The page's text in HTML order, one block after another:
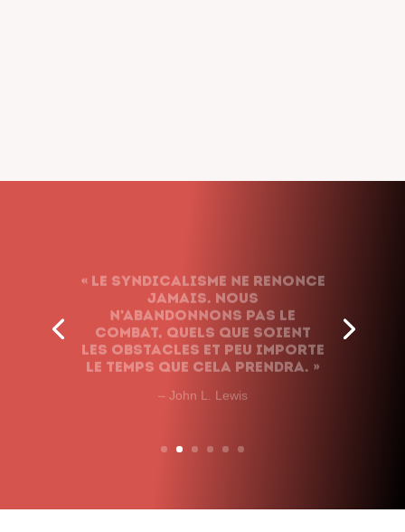
jamais. Nous
n’abandonnons pas le
combat, quels que soient
les obstacles et peu importe
le temps que cela prendra. »